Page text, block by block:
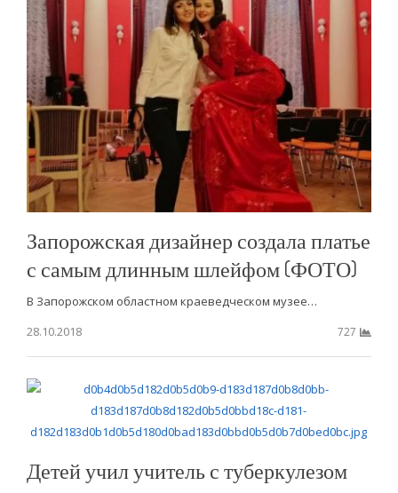
Запорожская дизайнер создала платье
с самым длинным шлейфом (ФОТО)
В Запорожском областном краеведческом музее…
28.10.2018
727
Детей учил учитель с туберкулезом